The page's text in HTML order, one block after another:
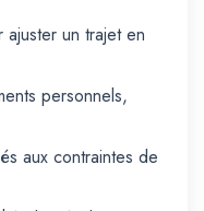
un trajet en
personnels,
aux contraintes de